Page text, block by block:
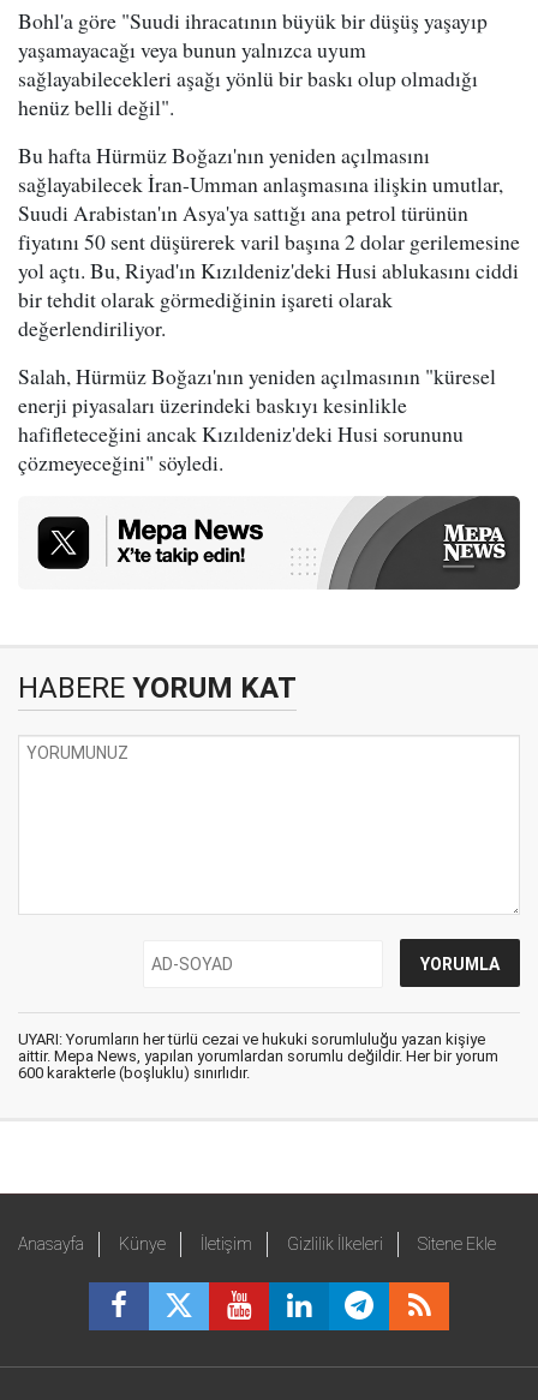
Bohl'a göre "Suudi ihracatının büyük bir düşüş yaşayıp
yaşamayacağı veya bunun yalnızca uyum
sağlayabilecekleri aşağı yönlü bir baskı olup olmadığı
henüz belli değil".
Bu hafta Hürmüz Boğazı'nın yeniden açılmasını
sağlayabilecek İran-Umman anlaşmasına ilişkin umutlar,
Suudi Arabistan'ın Asya'ya sattığı ana petrol türünün
fiyatını 50 sent düşürerek varil başına 2 dolar gerilemesine
yol açtı. Bu, Riyad'ın Kızıldeniz'deki Husi ablukasını ciddi
bir tehdit olarak görmediğinin işareti olarak
değerlendiriliyor.
Salah, Hürmüz Boğazı'nın yeniden açılmasının "küresel
enerji piyasaları üzerindeki baskıyı kesinlikle
hafifleteceğini ancak Kızıldeniz'deki Husi sorununu
çözmeyeceğini" söyledi.
HABERE YORUM KAT
UYARI: Yorumların her türlü cezai ve hukuki sorumluluğu yazan kişiye
aittir. Mepa News, yapılan yorumlardan sorumlu değildir. Her bir yorum
600 karakterle (boşluklu) sınırlıdır.
Anasayfa Künye İletişim Gizlilik İlkeleri Sitene Ekle